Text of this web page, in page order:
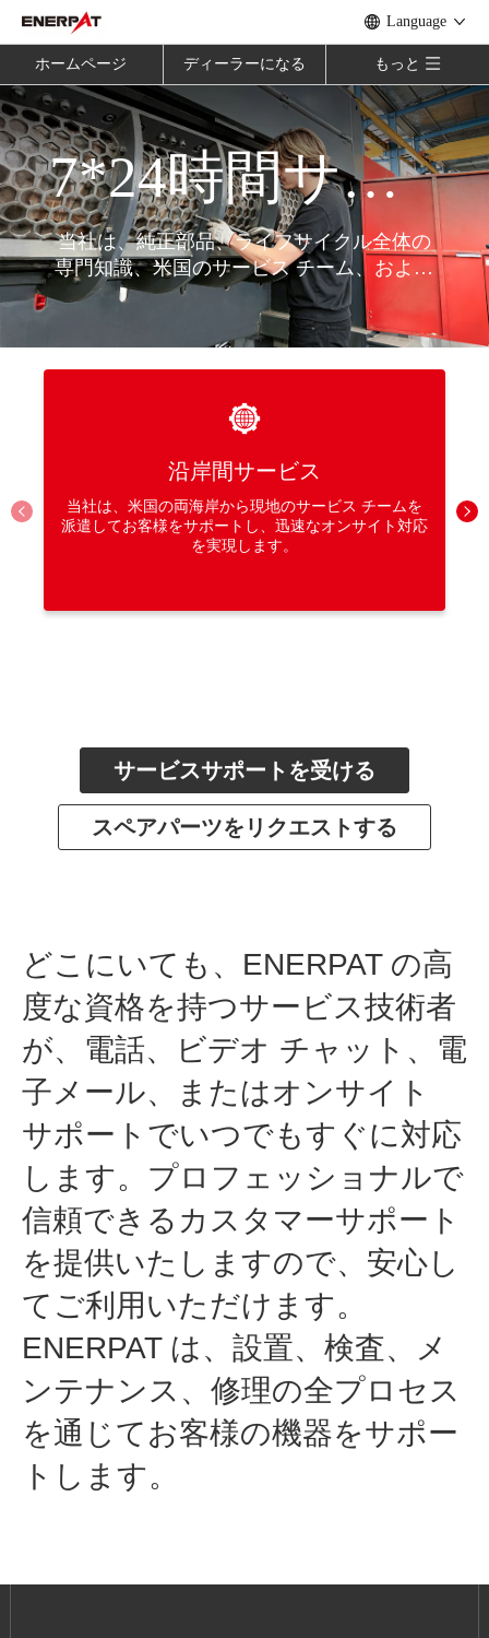
Language
ホームページ ディーラーになる もっと
7*24時間サービス
当社は、純正部品、ライフサイクル全体の
専門知識、米国のサービス チーム、および
グローバル エンジニアリングによって、設
置から最適化までお客様をサポ​​ートしま
す。
沿岸間サービス
当社は、米国の両海岸から現地のサービス チームを
派遣してお客様をサポ​​ートし、迅速なオンサイト対応
を実現します。
サービスサポートを受ける
スペアパーツをリクエストする
どこにいても、ENERPAT の高
度な資格を持つサービス技術者
が、電話、ビデオ チャット、電
子メール、またはオンサイト
サポートでいつでもすぐに対応
します。プロフェッショナルで
信頼できるカスタマーサポート
を提供いたしますので、安心し
てご利用いただけます。
ENERPAT は、設置、検査、メ
ンテナンス、修理の全プロセス
を通じてお客様の機器をサポー
トします。